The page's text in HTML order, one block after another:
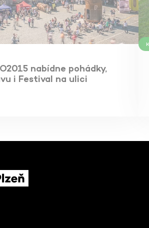
nabídne pohádky,
i Festival na ulici